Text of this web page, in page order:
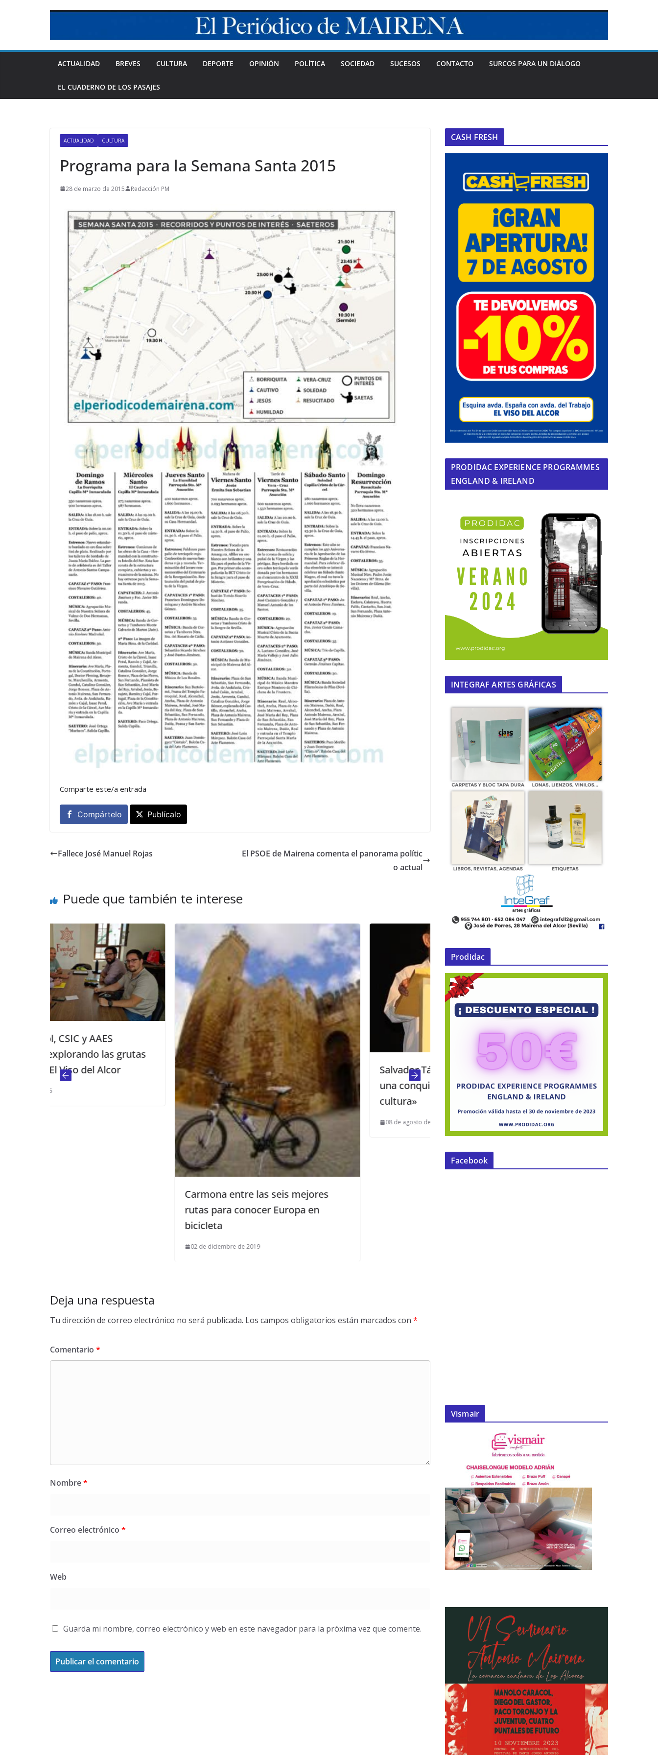
ACTUALIDAD BREVES CULTURA DEPORTE OPINIÓN POLÍTICA SOCIEDAD SUCESOS CONTACTO SURCOS PARA UN DIÁLOGO
EL CUADERNO DE LOS PASAJES
ACTUALIDAD CULTURA
Programa para la Semana Santa 2015
28 de marzo de 2015 Redacción PM
Comparte este/a entrada
Compártelo Publícalo
Fallece José Manuel Rojas
El PSOE de Mairena comenta el panorama polític
o actual
Puede que también te interese
Carmona entre las seis mejores
rutas para conocer Europa en
Salvador Távora: «Este Encuentro es
una conquista grandísima de la
cultura»
08 de agosto de 2014
Fuente del Sol, CSIC y AAES
colaborarán explorando las grutas
acuáticas de El Viso del Alcor
07 de mayo de 2025
Deja una respuesta
Tu dirección de correo electrónico no será publicada. Los campos obligatorios están marcados con *
Comentario *
Nombre*
Correo electrónico *
Web
Guarda mi nombre, correo electrónico y web en este navegador para la próxima vez que comente.
CASH FRESH
PRODIDAC EXPERIENCE PROGRAMMES
ENGLAND & IRELAND
INTEGRAF ARTES GRÁFICAS
Prodidac
Facebook
Vismair